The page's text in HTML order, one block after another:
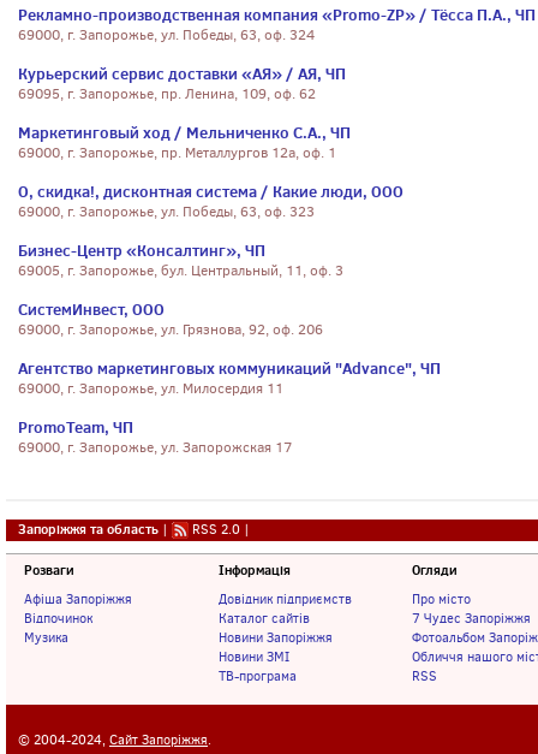
Рекламно-производственная компания «Promo-ZP» / Тёсса П.А., ЧП
69000, г. Запорожье, ул. Победы, 63, оф. 324
Курьерский сервис доставки «АЯ» / АЯ, ЧП
69095, г. Запорожье, пр. Ленина, 109, оф. 62
Маркетинговый ход / Мельниченко С.А., ЧП
69000, г. Запорожье, пр. Металлургов 12а, oф. 1
О, скидка!, дисконтная система / Какие люди, ООО
69000, г. Запорожье, ул. Победы, 63, оф. 323
Бизнес-Центр «Консалтинг», ЧП
69005, г. Запорожье, бул. Центральный, 11, оф. 3
СистемИнвест, ООО
69000, г. Запорожье, ул. Грязнова, 92, оф. 206
Агентство маркетинговых коммуникаций "Advance", ЧП
69000, г. Запорожье, ул. Милосердия 11
PromoTeam, ЧП
69000, г. Запорожье, ул. Запорожская 17
Запоріжжя та область | RSS 2.0 |
Розваги
Афіша Запоріжжя
Відпочинок
Музика
Інформація
Довідник підприємств
Каталог сайтів
Новини Запоріжжя
Новини ЗМІ
ТВ-програма
Огляди
Про місто
7 Чудес Запоріжжя
Фотоальбом
Обличчя нашого
RSS
© 2004-2024, Сайт Запоріжжя.